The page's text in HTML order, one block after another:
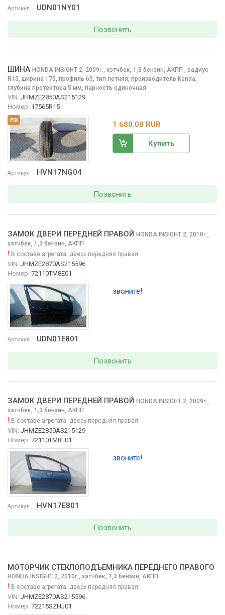
Артикул UDN01NY01
Позвонить
FIX
Артикул HVN17NG04
ШИНА HONDA INSIGHT 2, 2009г. хэтчбек, 1,3 бензин, АКПП
, радиус
R15, ширина 175, профиль 65, тип летняя, производитель Kenda,
глубина протектора 5 мм, парность одиночная
VIN: JHMZE2850AS215129
Номер: 17565R15
1 680.00 RUR
Купить
Позвонить
Артикул UDN01E801
ЗАМОК ДВЕРИ ПЕРЕДНЕЙ ПРАВОЙ HONDA INSIGHT 2, 2010г.
хэтчбек, 1,3 бензин, АКПП
! В составе агрегата: дверь передняя правая
VIN: JHMZE2870AS215596
Номер: 72110TM8E01
звоните!
Позвонить
Артикул HVN17E801
ЗАМОК ДВЕРИ ПЕРЕДНЕЙ ПРАВОЙ HONDA INSIGHT 2, 2009г.,
хэтчбек, 1,3 бензин, АКПП
! В составе агрегата: дверь передняя правая
VIN: JHMZE2850AS215129
Номер: 72110TM8E01
звоните!
Позвонить
МОТОРЧИК СТЕКЛОПОДЪЕМНИКА ПЕРЕДНЕГО ПРАВОГО
HONDA INSIGHT 2, 2010г., хэтчбек, 1,3 бензин, АКПП
! В составе агрегата: дверь передняя правая
VIN: JHMZE2870AS215596
Номер: 72215SZHJ01